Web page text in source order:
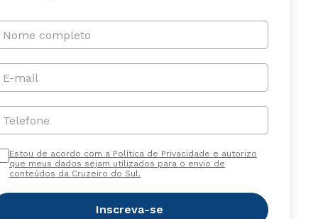
Nome completo
E-mail
Telefone
Estou de acordo com a Política de Privacidade e autorizo
que meus dados sejam utilizados para o envio de
conteúdos da Cruzeiro do Sul.
Inscreva-se